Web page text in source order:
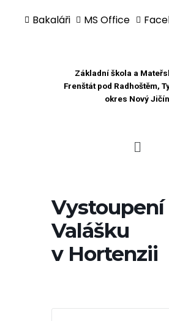
Bakaláři MS Office
Základní škola a
Frenštát pod Radhoštěm,
okres Nový Jičín
Vystoupení
Valášku
v Hortenzii